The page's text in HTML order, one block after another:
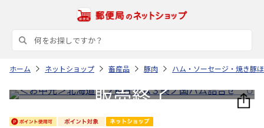
ホーム ネットショップ 畜産品 豚肉 ハム・ソーセージ・焼き豚